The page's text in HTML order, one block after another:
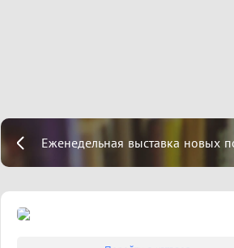
Еженедельная выставка новых